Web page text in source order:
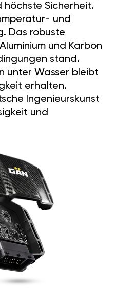
Sicherheit.
und
Das robuste
und Karbon
stand.
unter Wasser bleibt
erhalten.
Ingenieurskunst
und